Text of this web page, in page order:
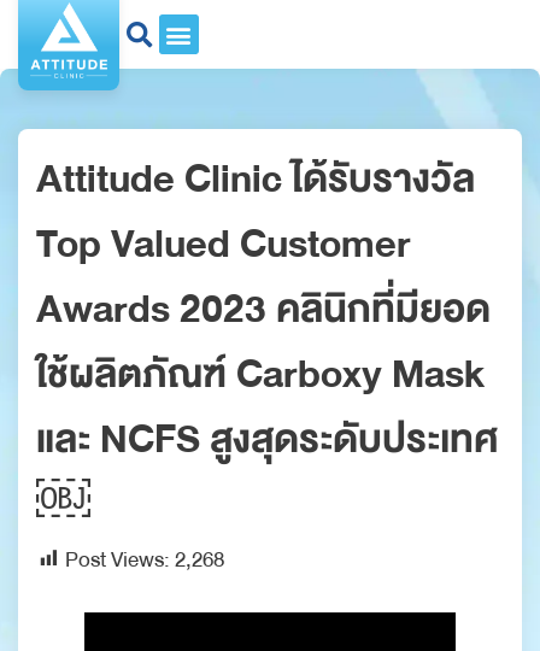
Attitude Clinic ได้รับรางวัล
Top Valued Customer
Awards 2023 คลินิกที่มียอด
ใช้ผลิตภัณฑ์ Carboxy Mask
และ NCFS สูงสุดระดับประเทศ
￼
Post Views:2,268